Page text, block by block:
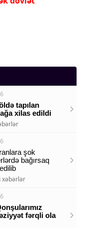
tapılan
xilas edildi
şok
bağırsaq
xəbərlər
fərqli ola